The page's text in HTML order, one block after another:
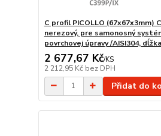
C profil PICOLLO (67x67x3mm)
nerezový, pre samonosný
povrchovej úpravy /AISI304,
2 677,67 Kč/KS
2 212,95 Kč bez DPH
Přidat do